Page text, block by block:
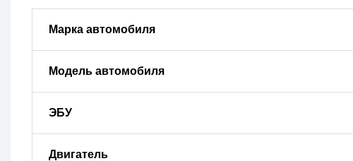
Марка автомобиля
Модель автомобиля
ЭБУ
Двигатель